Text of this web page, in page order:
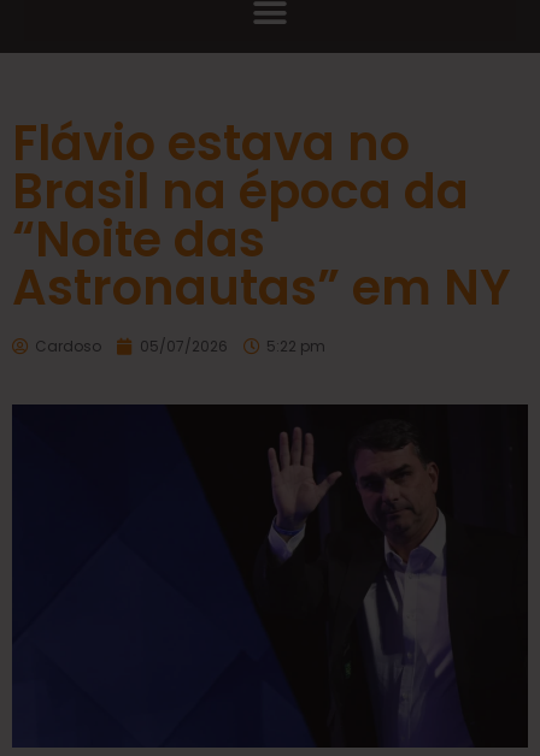
Flávio estava no
Brasil na época da
“Noite das
Astronautas” em NY
Cardoso 05/07/2026 5:22 pm